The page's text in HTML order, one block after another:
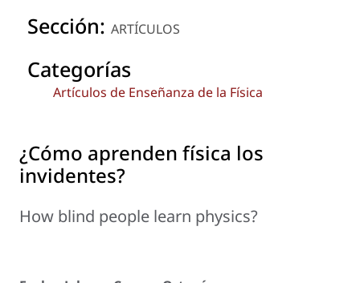
Sección: ARTÍCULOS
Categorías
Artículos de Enseñanza de la Física
¿Cómo aprenden física los
invidentes?
How blind people learn physics?